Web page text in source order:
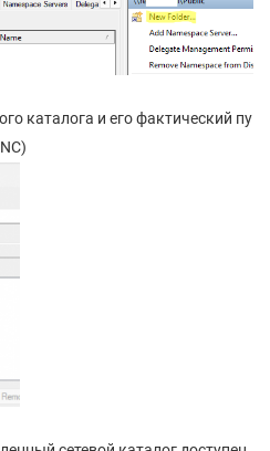
каталога и его фактический пу